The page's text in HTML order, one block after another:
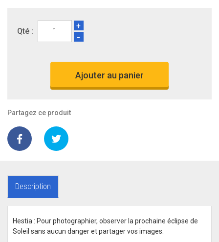
Qté :
+
-
Ajouter au panier
Partagez ce produit
Description
Hestia : Pour photographier, observer la prochaine éclipse de
Soleil sans aucun danger et partager vos images.